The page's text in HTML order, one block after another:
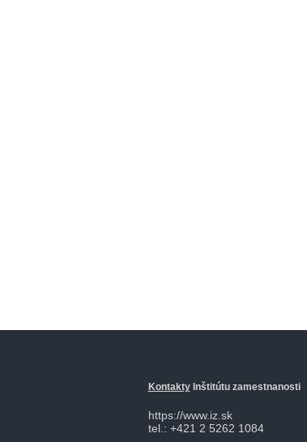
KontaktyInštitútu zamestnanosti
https://www.iz.sk
tel.: +421 2 5262 1084